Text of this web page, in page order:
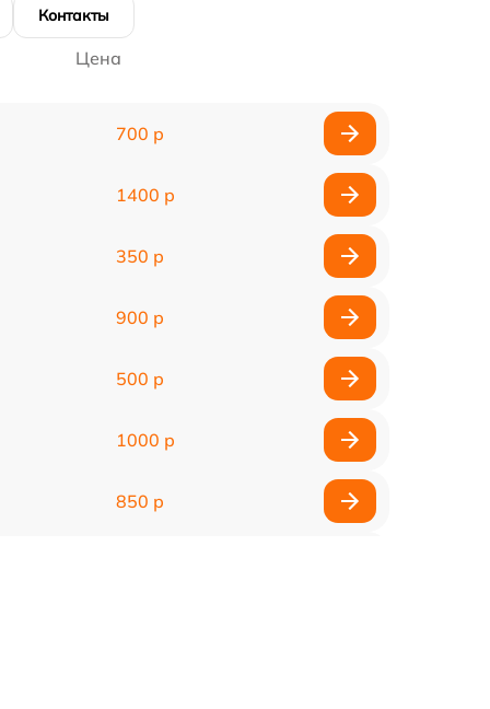
Контакты
Цена
700 р
1400 р
350 р
900 р
500 р
1000 р
850 р